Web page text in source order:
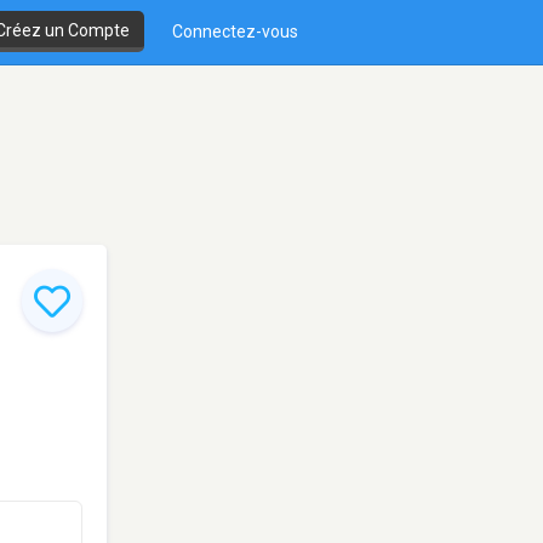
un Compte Connectez-vous